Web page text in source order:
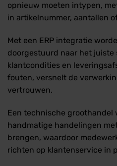
opnieuw moeten intypen,
in artikelnummer, aantallen
Met een ERP integratie
doorgestuurd naar het juiste
klantcondities en
fouten, versnelt de
vertrouwen.
Een technische groothandel
handmatige handelingen
brengen, waardoor
richten op klantenservice in